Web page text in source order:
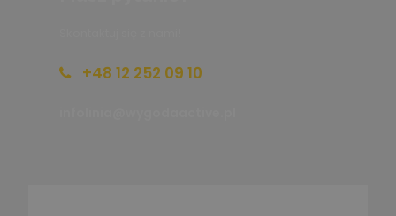
+48 12 252 09 10